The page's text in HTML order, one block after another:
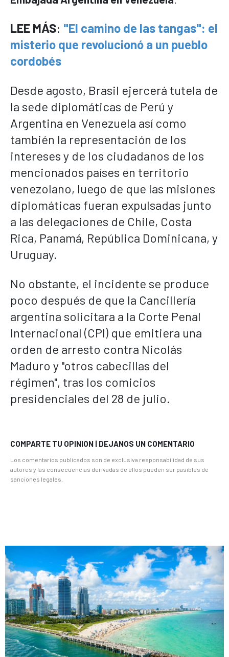
LEE MÁS: "El camino de las tangas": el
misterio que revolucionó a un pueblo
cordobés
Desde agosto, Brasil ejercerá tutela de
la sede diplomáticas de Perú y
Argentina en Venezuela así como
también la representación de los
intereses y de los ciudadanos de los
mencionados países en territorio
venezolano, luego de que las misiones
diplomáticas fueran expulsadas junto
a las delegaciones de Chile, Costa
Rica, Panamá, República Dominicana, y
Uruguay.
No obstante, el incidente se produce
poco después de que la Cancillería
argentina solicitara a la Corte Penal
Internacional (CPI) que emitiera una
orden de arresto contra Nicolás
Maduro y "otros cabecillas del
régimen", tras los comicios
presidenciales del 28 de julio.
COMPARTE TU OPINION | DEJANOS UN COMENTARIO
Los comentarios publicados son de exclusiva responsabilidad de sus
autores y las consecuencias derivadas de ellos pueden ser pasibles de
sanciones legales.